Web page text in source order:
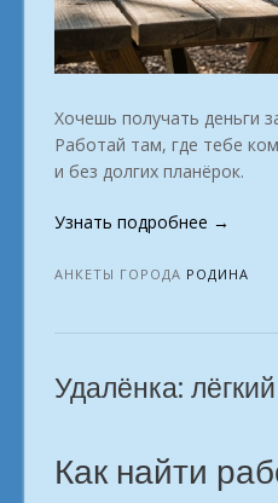
Хочешь получать деньги
Работай там, где тебе
и без долгих планёрок.
Узнать подробнее
из
в
→
АНКЕТЫ ГОРОДА РОДИНА
Удалёнка:
Как найти